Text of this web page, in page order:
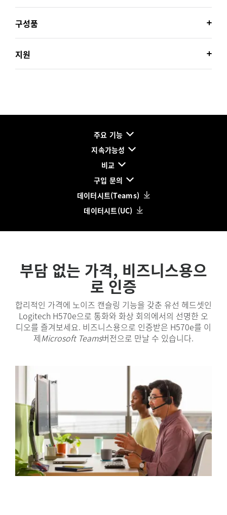
구성품
지원
주요 기능
지속가능성
비교
구입 문의
데이터시트(Teams)
데이터시트(UC)
부담 없는 가격, 비즈니스용으
로 인증
합리적인 가격에 노이즈 캔슬링 기능을 갖춘 유선 헤드셋인
Logitech H570e으로 통화와 화상 회의에서의 선명한 오
디오를 즐겨보세요. 비즈니스용으로 인증받은 H570e를 이
제Microsoft Teams버전으로 만날 수 있습니다.